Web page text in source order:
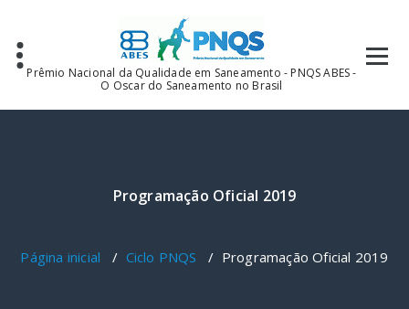
conteúdo
Prêmio Nacional da Qualidade em Saneamento - PNQS ABES -
O Oscar do Saneamento no Brasil
Programação Oficial 2019
Página inicial / Ciclo PNQS / Programação Oficial 2019